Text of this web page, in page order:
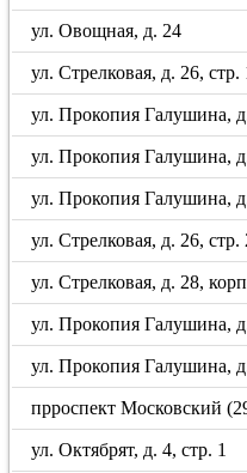
ул. Овощная, д. 24
ул. Стрелковая, д. 26, стр.
ул. Прокопия Галушина,
ул. Прокопия Галушина,
ул. Прокопия Галушина,
ул. Стрелковая, д. 26, стр.
ул. Стрелковая, д. 28,
ул. Прокопия Галушина,
ул. Прокопия Галушина,
прроспект Московский
ул. Октябрят, д. 4, стр. 1